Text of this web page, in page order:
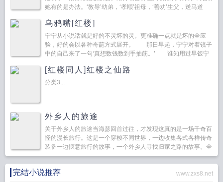
她有的是办法。‘教导’幼弟，‘孝顺’祖母，‘善劝’生父，送马道
乌鸦嘴[红楼]
宁宁从小说话就是好的不灵坏的灵。更准确一点就是坏的全应
验，好的会以各种奇葩方式展开。 那日早起，宁宁对着镜子
中的自己来了一句‘真想数钱数到手抽筋。’ 谁知用过早饭宁
[红楼同人]红楼之仙路
分类3...
外乡人的旅途
关于外乡人的旅途当海瑟回首过往，才发现这真的是一场千奇百
怪的漫长旅行。这是一个穿梭不同世界，一边收集各式各样传奇
装备一边惬意旅行的故事，一个外乡人寻找归家之路的故事。全
职猎人加勒比海盗最终幻想游戏王怪物猎人这么多的世界...
完结小说推荐 www.zxs8.net